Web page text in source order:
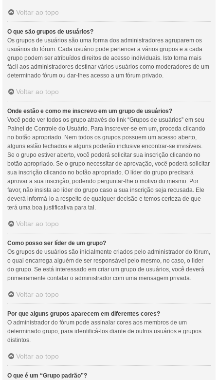
Voltar ao topo
O que são grupos de usuários?
Os grupos de usuários são uma forma dos administradores agruparem os
usuários do fórum. Cada usuário pode pertencer a vários grupos e a cada
grupo podem ser atribuídos direitos de acesso individuais. Isto torna mais
fácil aos administradores destinar vários usuários como moderadores de um
determinado fórum ou dar-lhes acesso a um fórum privado.
Voltar ao topo
Onde estão e como me inscrevo em um grupo de usuários?
Você pode ver todos os grupo através do link “Grupos de usuários” em seu
Painel de Controle do Usuário. Para inscrever-se em um, proceda clicando
no botão apropriado. Nem todos os grupos possuem um acesso aberto,
alguns estão fechados e alguns poderão inclusive encontrar-se invisíveis.
Se o grupo estiver aberto, você poderá solicitar sua inscrição clicando no
botão apropriado. Se o grupo necessitar de aprovação, você poderá solicitar
sua inscrição clicando no botão apropriado. O líder do grupo precisará
aprovar a sua inscrição, podendo perguntar-lhe o motivo do mesmo. Por
favor, não insista ao líder do grupo caso a sua inscrição seja recusada. Ele
deverá informá-lo a respeito de qualquer decisão e temos certeza de que
terá uma boa justificativa para tal.
Voltar ao topo
Como posso ser líder de um grupo?
Os grupos de usuários são inicialmente criados pelo administrador do fórum,
o qual encarrega alguém de ser responsável pelo mesmo, no caso, o líder
do grupo. Se está interessado em criar um grupo de usuários, você deverá
primeiramente contatar o administrador com uma mensagem privada.
Voltar ao topo
Por que alguns grupos aparecem em diferentes cores?
O administrador do fórum pode assinalar cores aos membros de um
determinado grupo, para identificá-los diante de outros usuários e grupos
distintos.
Voltar ao topo
O que é um “Grupo padrão”?